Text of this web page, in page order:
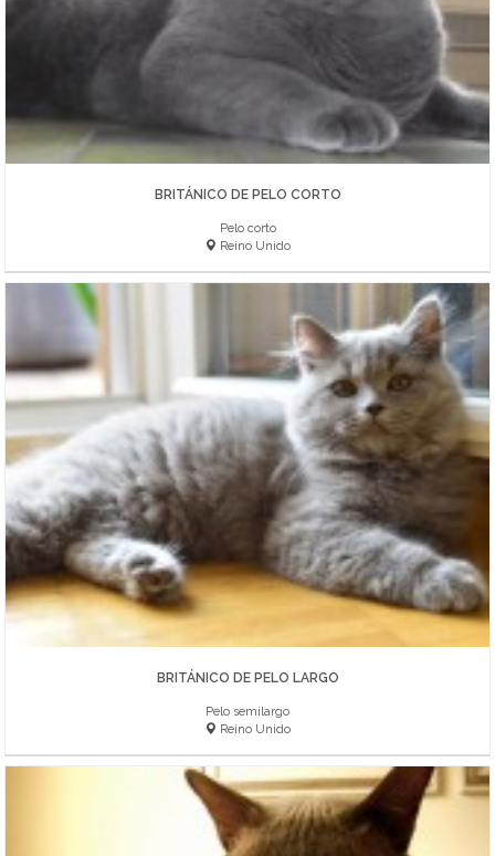
BRITÁNICO DE PELO CORTO
Pelo corto
Reino Unido
BRITÁNICO DE PELO LARGO
Pelo semilargo
Reino Unido